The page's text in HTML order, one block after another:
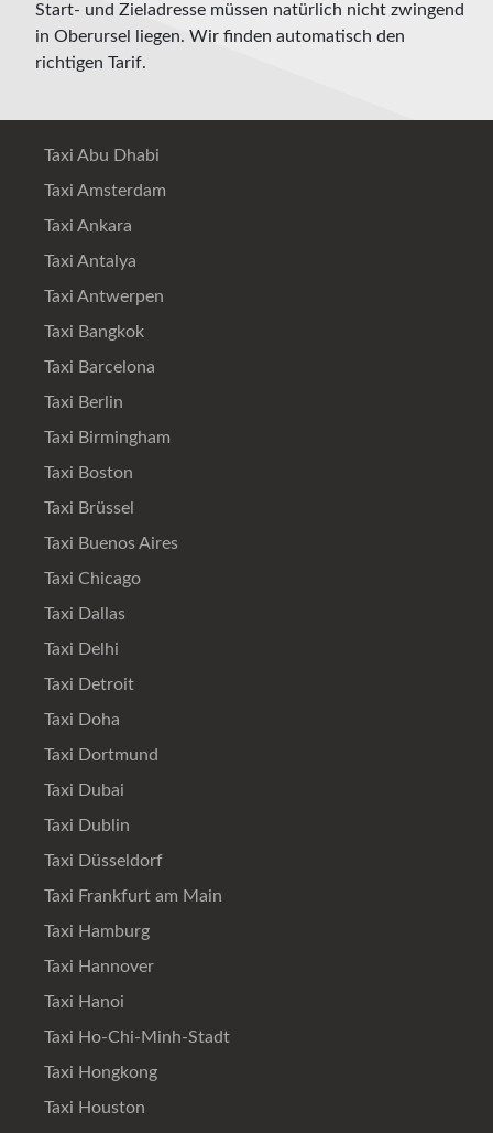
Start- und Zieladresse müssen natürlich nicht zwingend
in Oberursel liegen. Wir finden automatisch den
richtigen Tarif.
Taxi Abu Dhabi
Taxi Amsterdam
Taxi Ankara
Taxi Antalya
Taxi Antwerpen
Taxi Bangkok
Taxi Barcelona
Taxi Berlin
Taxi Birmingham
Taxi Boston
Taxi Brüssel
Taxi Buenos Aires
Taxi Chicago
Taxi Dallas
Taxi Delhi
Taxi Detroit
Taxi Doha
Taxi Dortmund
Taxi Dubai
Taxi Dublin
Taxi Düsseldorf
Taxi Frankfurt am Main
Taxi Hamburg
Taxi Hannover
Taxi Hanoi
Taxi Ho-Chi-Minh-Stadt
Taxi Hongkong
Taxi Houston